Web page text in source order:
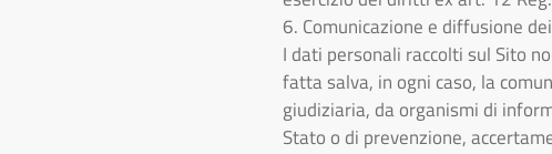
6. Comunicazione e diffusione
I dati personali raccolti sul Sito
fatta salva, in ogni caso, la
giudiziaria, da organismi di
Stato o di prevenzione,